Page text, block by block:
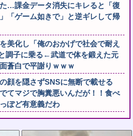
…課金データ消失にキレると「復
「ゲーム如きで」と逆ギレして帰
美化し「俺のおかげで社会で耐え
調子に乗る←武道で体を鍛えた元
蒼白で平謝りｗｗｗ
顔を隠さずSNSに無断で載せる
てマジで胸糞悪いんだが！！食べ
ぽど有意義だわ